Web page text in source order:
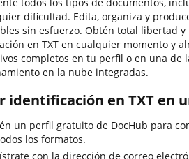
dificultad. Edita, organiza y
sin esfuerzo. Obtén total libertad
en TXT en cualquier momento y
completos en tu perfil o en una de
en la nube integradas.
identificación en TXT en
un perfil gratuito de DocHub para
los formatos.
con la dirección de correo